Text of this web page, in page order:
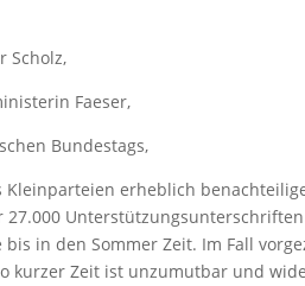
Scholz,
Faeser,
Bundestags,
erheblich
in den Sommer Zeit. Im Fall
kurzer Zeit ist unzumutbar und